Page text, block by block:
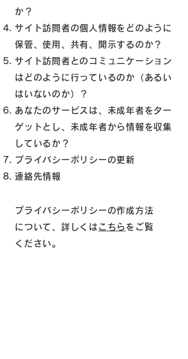
か？
サイト訪問者の個人情報をどのように
保管、使用、共有、開示するのか？
サイト訪問者とのコミュニケーション
はどのように行っているのか（あるい
はいないのか）？
あなたのサービスは、未成年者をター
ゲットとし、未成年者から情報を収集
しているか？
プライバシーポリシーの更新
連絡先情報
プライバシーポリシーの作成方法
について、詳しくは こちら をご覧
ください。